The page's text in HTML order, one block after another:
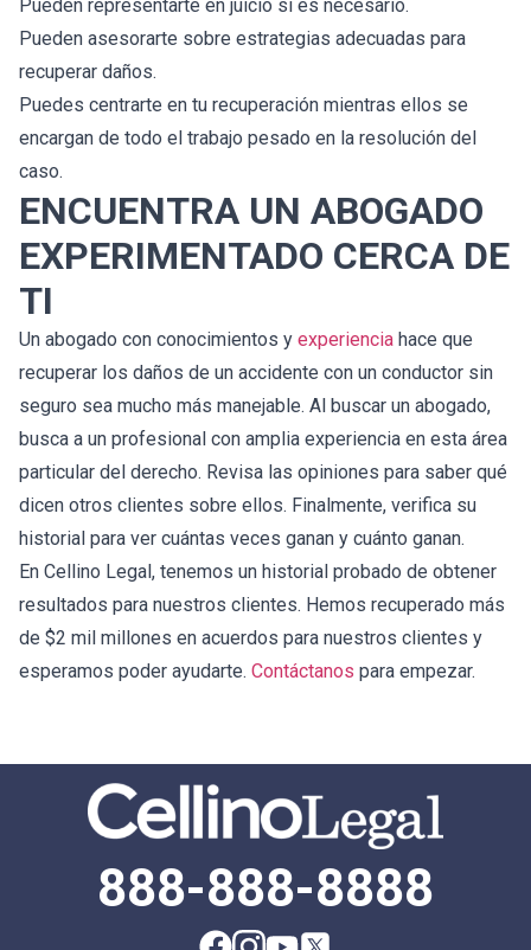
Pueden representarte en juicio si es necesario.
Pueden asesorarte sobre estrategias adecuadas para
recuperar daños.
Puedes centrarte en tu recuperación mientras ellos se
encargan de todo el trabajo pesado en la resolución del
caso.
ENCUENTRA UN ABOGADO
EXPERIMENTADO CERCA DE
TI
Un abogado con conocimientos y experiencia hace que
recuperar los daños de un accidente con un conductor sin
seguro sea mucho más manejable. Al buscar un abogado,
busca a un profesional con amplia experiencia en esta área
particular del derecho. Revisa las opiniones para saber qué
dicen otros clientes sobre ellos. Finalmente, verifica su
historial para ver cuántas veces ganan y cuánto ganan.
En Cellino Legal, tenemos un historial probado de obtener
resultados para nuestros clientes. Hemos recuperado más
de $2 mil millones en acuerdos para nuestros clientes y
esperamos poder ayudarte. Contáctanos para empezar.
888-888-8888